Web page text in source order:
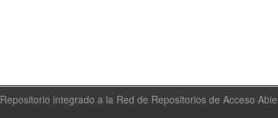
Repositorio integrado a la Red de Repositorios de Acceso